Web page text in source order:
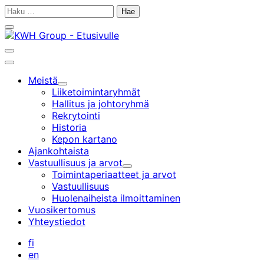
Siirry
Haku:
Sulje
hakupalkki
Avaa
hakupalkki
Päävalikko
Meistä
Alavalikko
Liiketoiminta­ryhmät
Hallitus ja johtoryhmä
Rekrytointi
Historia
Kepon kartano
Ajankohtaista
Vastuullisuus ja arvot
Alavalikko
Toimintaperiaatteet ja arvot
Vastuullisuus
Huolenaiheista ilmoittaminen
Vuosikertomus
Yhteystiedot
fi
en